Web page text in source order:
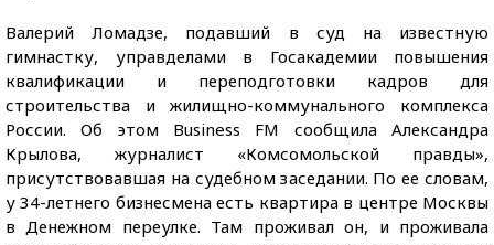
Валерий Ломадзе, подавший в суд на известную
гимнастку, управделами в Госакадемии повышения
квалификации и переподготовки кадров для
строительства и жилищно-коммунального комплекса
России. Об этом Business FM сообщила Александра
Крылова, журналист «Комсомольской правды»,
присутствовавшая на судебном заседании. По ее словам,
у 34-летнего бизнесмена есть квартира в центре Москвы
в Денежном переулке. Там проживал он, и проживала